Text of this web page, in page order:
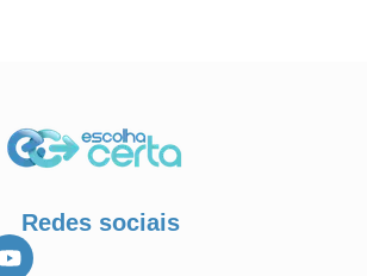
Redes sociais